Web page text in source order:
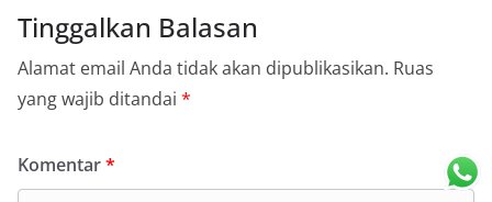
Tinggalkan Balasan
Alamat email Anda tidak akan dipublikasikan. Ruas
yang wajib ditandai *
Komentar*